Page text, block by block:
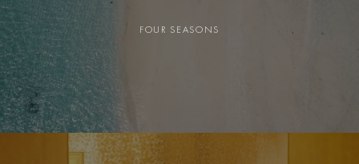
FOUR SEASONS